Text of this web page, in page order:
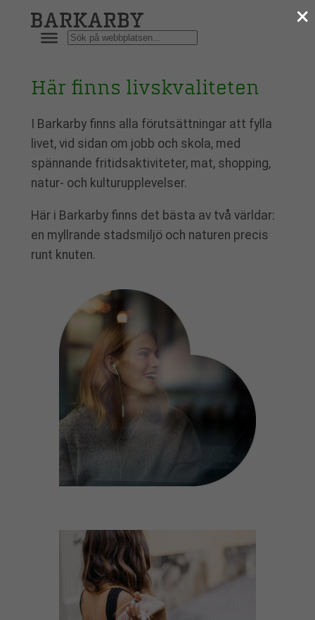
Hoppa
Sök
Här finns livskvaliteten
I Barkarby finns alla förutsättningar att fylla
livet, vid sidan om jobb och skola, med
spännande fritidsaktiviteter, mat, shopping,
natur- och kulturupplevelser.
Här i Barkarby finns det bästa av två världar:
en myllrande stadsmiljö och naturen precis
runt knuten.
×